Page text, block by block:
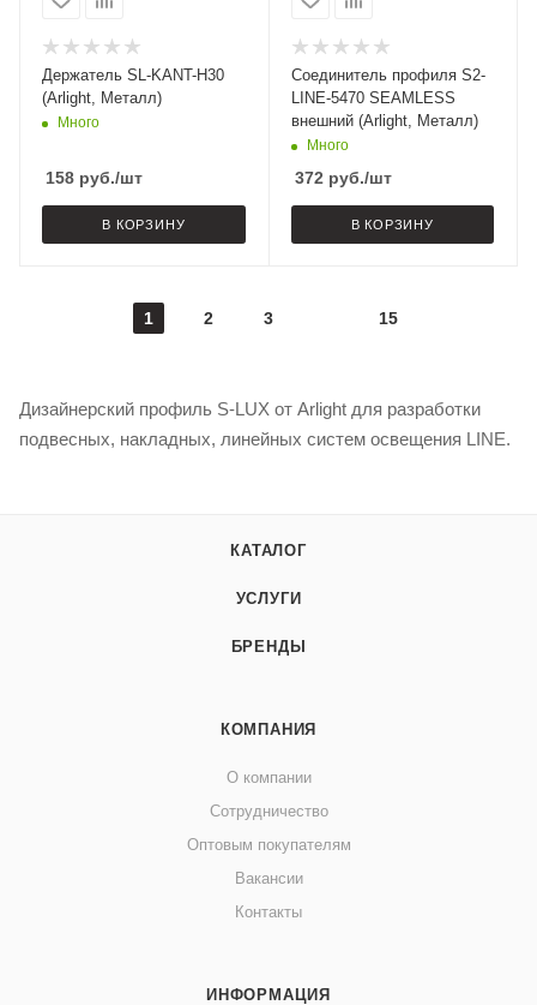
Держатель SL-KANT-H30
(Arlight, Металл)
Много
158 руб./шт
В КОРЗИНУ
Соединитель профиля S2-
LINE-5470 SEAMLESS
внешний (Arlight, Металл)
Много
372 руб./шт
В КОРЗИНУ
1 2 3 15
Дизайнерский профиль S-LUX от Arlight для разработки
подвесных, накладных, линейных систем освещения LINE.
КАТАЛОГ
УСЛУГИ
БРЕНДЫ
КОМПАНИЯ
О компании
Сотрудничество
Оптовым покупателям
Вакансии
Контакты
ИНФОРМАЦИЯ